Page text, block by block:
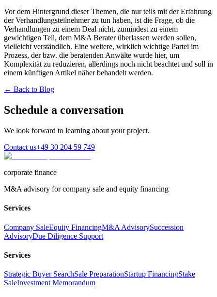
Vor dem Hintergrund dieser Themen, die nur teils mit der Erfahrung
der Verhandlungsteilnehmer zu tun haben, ist die Frage, ob die
Verhandlungen zu einem Deal nicht, zumindest zu einem
gewichtigen Teil, dem M&A Berater überlassen werden sollen,
vielleicht verständlich. Eine weitere, wirklich wichtige Partei im
Prozess, der bzw. die beratenden Anwälte wurde hier, um
Komplexität zu reduzieren, allerdings noch nicht beachtet und soll in
einem künftigen Artikel näher behandelt werden.
← Back to Blog
Schedule a conversation
We look forward to learning about your project.
Contact us+49 30 204 59 749
corporate finance
M&A advisory for company sale and equity financing
Services
Company SaleEquity FinancingM&A AdvisorySuccession
AdvisoryDue Diligence Support
Services
Strategic Buyer SearchSale PreparationStartup FinancingStake
SaleInvestment Memorandum